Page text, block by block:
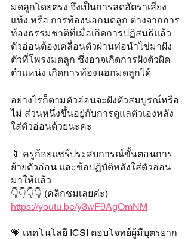
มดลูกโดยตรง จึงเป็นการลดอัตราเสี่ยง
แท้ง หรือ การท้องนอกมดลูก ต่างจากการ
ท้องธรรมชาติที่เมื่อเกิดการปฏิสนธิแล้ว
ตัวอ่อนต้องเคลื่อนตัวผ่านท่อนำไข่มาฝัง
ตัวที่โพรงมดลูก ซึ่งอาจเกิดการฝังตัวผิด
ตำแหน่ง เกิดการท้องนอกมดลูกได้
อย่างไรก็ตามตัวอ่อนจะฝังตัวสมบูรณ์หรือ
ไม่ ส่วนหนึ่งขึ้นอยู่กับการดูแลตัวเองหลัง
ใส่ตัวอ่อนด้วยนะคะ
📱 ครูก้อยแชร์ประสบการณ์ขั้นตอนการ
ย้ายตัวอ่อน และข้อปฏิบัติหลังใส่ตัวอ่อน
มาให้แล้ว
👇👇👇👇 (คลิกชมเลยค่ะ)
https://youtu.be/y3wF9AgOmNM
💗 เทคโนโลยี ICSI ตอบโจทย์ผู้มีบุตรยาก